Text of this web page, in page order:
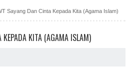
Sayang Dan Cinta Kepada Kita (Agama Islam)
KITA (AGAMA ISLAM)